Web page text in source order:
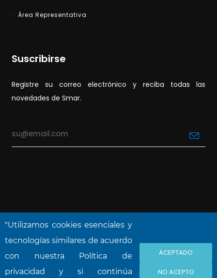
Área Representativa
Suscribirse
Registre su correo electrónico y reciba todas las
novedades de Smar.
NOVA SMAR S/A © 2026. Reservados todos
"Utilizamos cookies esenciales y
tecnologías similares de acuerdo
con nuestra Política de
privacidad y si continúa
ACEPTADO
NO ACEPTO